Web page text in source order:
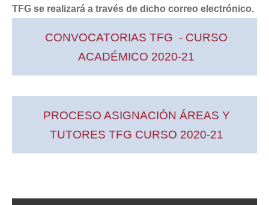
TFG se realizará a través de dicho correo electrónico.
CONVOCATORIAS TFG - CURSO
ACADÉMICO 2020-21
PROCESO ASIGNACIÓN ÁREAS Y
TUTORES TFG CURSO 2020-21